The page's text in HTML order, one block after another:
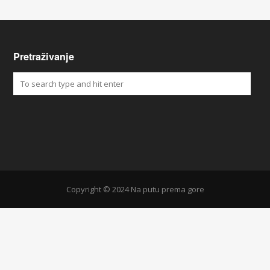
Pretraživanje
Copyright © 2024 Na putu prema gore